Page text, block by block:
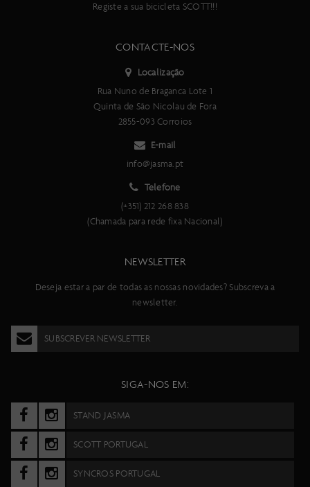
Registe a sua bicicleta SCOTT!!!
CONTACTE-NOS
Localização
Rua Nuno de Braganca Lote 1
Quinta de São Nicolau de Fora
2855-093 Corroios
E-mail
info@jasma.pt
Telefone
(+351) 212 268 838
(Chamada para rede fixa Nacional)
NEWSLETTER
Deseja estar a par de todas as nossas novidades? Subscreva a
newsletter.
SUBSCREVER NEWSLETTER
SIGA-NOS EM:
STAND JASMA
SCOTT PORTUGAL
SYNCROS PORTUGAL